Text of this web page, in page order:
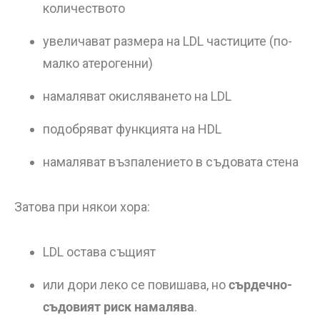
количеството
увеличават размера на LDL частиците (по-
малко атерогенни)
намаляват окисляването на LDL
подобряват функцията на HDL
намаляват възпалението в съдовата стена
Затова при някои хора:
LDL остава същият
или дори леко се повишава, носърдечно-
съдовият риск намалява.